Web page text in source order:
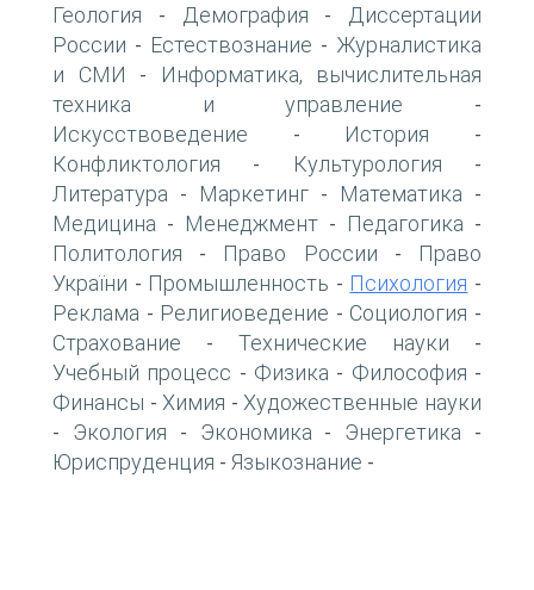
Геология - Демография -
Диссертации
России - Естествознание - Журналистика
и СМИ -
Информатика, вычислительная
техника и управление -
Искусствоведение - История -
Конфликтология - Культурология -
Литература - Маркетинг - Математика -
Медицина - Менеджмент - Педагогика -
Политология - Право России -
Право
України - Промышленность - Психология -
Реклама - Религиоведение - Социология -
Страхование - Технические науки -
Учебный процесс - Физика - Философия -
Финансы - Химия - Художественные науки
- Экология - Экономика - Энергетика -
Юриспруденция - Языкознание -